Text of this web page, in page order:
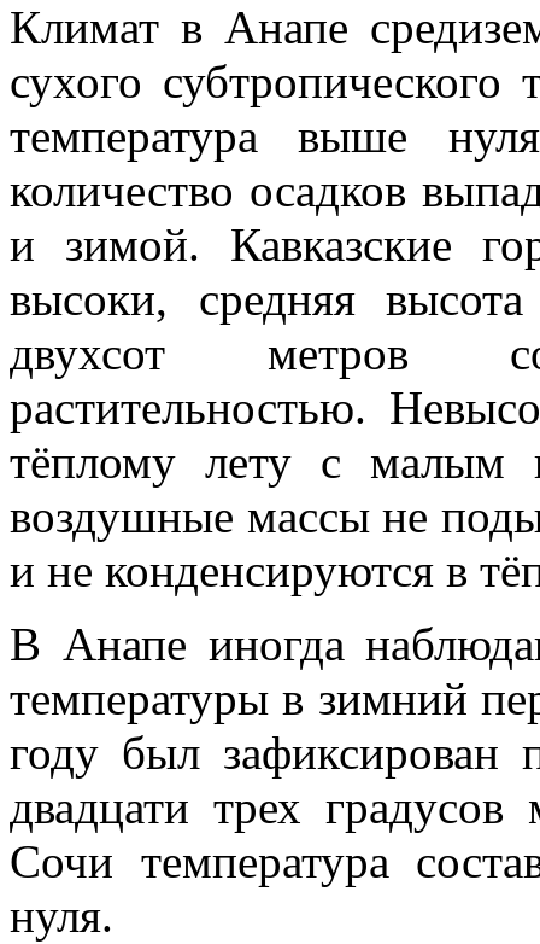
Климат в Анапе
сухого субтропического
температура выше
количество осадков
и зимой. Кавказские
высоки, средняя
двухсот метров
растительностью.
тёплому лету с малым
воздушные массы не
и не конденсируются в
В Анапе иногда
температуры в зимний
году был зафиксирован
двадцати трех
Сочи температура
нуля.